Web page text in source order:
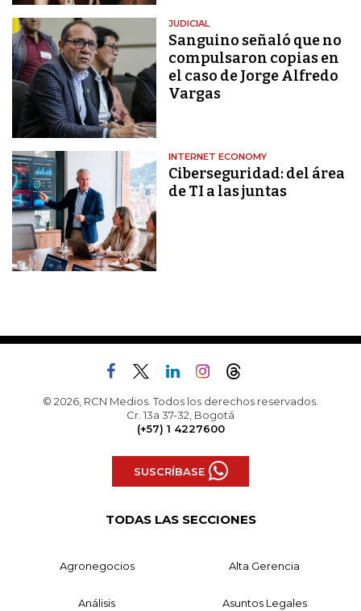
JUDICIAL
Sanguino señaló que no
compulsaron copias en
el caso de Jorge Alfredo
Vargas
INTERNET ECONOMY
Ciberseguridad: del área
de TI a las juntas
© 2026, RCN Medios. Todos los derechos reservados.
Cr. 13a 37-32, Bogotá
(+57) 1 4227600
SUSCRÍBASE
TODAS LAS SECCIONES
Agronegocios Alta Gerencia
Análisis Asuntos Legales